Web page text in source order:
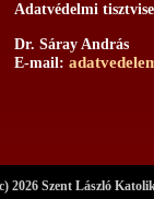
Adatvédelmi
Dr. Sáray András
E-mail:
2026 Szent László